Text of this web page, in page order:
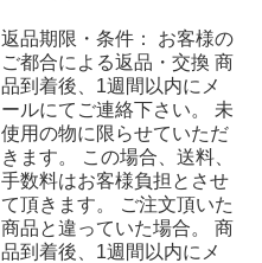
返品期限・条件： お客様の
ご都合による返品・交換 商
品到着後、1週間以内にメ
ールにてご連絡下さい。 未
使用の物に限らせていただ
きます。 この場合、送料、
手数料はお客様負担とさせ
て頂きます。 ご注文頂いた
商品と違っていた場合。 商
品到着後、1週間以内にメ